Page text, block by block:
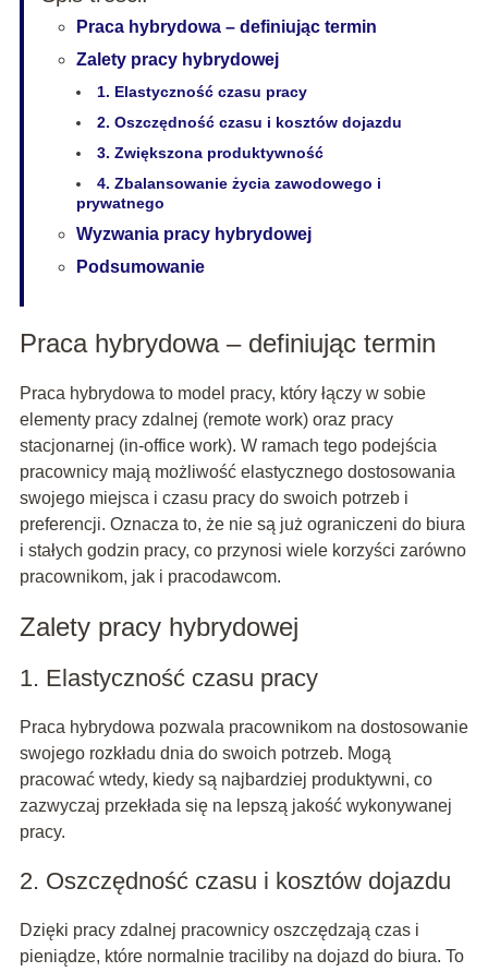
Praca hybrydowa – definiując termin
Zalety pracy hybrydowej
1. Elastyczność czasu pracy
2. Oszczędność czasu i kosztów dojazdu
3. Zwiększona produktywność
4. Zbalansowanie życia zawodowego i
prywatnego
Wyzwania pracy hybrydowej
Podsumowanie
Praca hybrydowa – definiując termin
Praca hybrydowa to model pracy, który łączy w sobie
elementy pracy zdalnej (remote work) oraz pracy
stacjonarnej (in-office work). W ramach tego podejścia
pracownicy mają możliwość elastycznego dostosowania
swojego miejsca i czasu pracy do swoich potrzeb i
preferencji. Oznacza to, że nie są już ograniczeni do biura
i stałych godzin pracy, co przynosi wiele korzyści zarówno
pracownikom, jak i pracodawcom.
Zalety pracy hybrydowej
1. Elastyczność czasu pracy
Praca hybrydowa pozwala pracownikom na dostosowanie
swojego rozkładu dnia do swoich potrzeb. Mogą
pracować wtedy, kiedy są najbardziej produktywni, co
zazwyczaj przekłada się na lepszą jakość wykonywanej
pracy.
2. Oszczędność czasu i kosztów dojazdu
Dzięki pracy zdalnej pracownicy oszczędzają czas i
pieniądze, które normalnie traciliby na dojazd do biura. To